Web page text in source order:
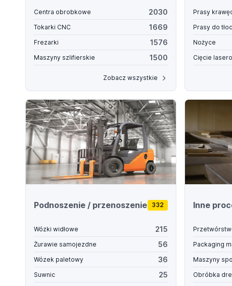
Centra obrobkowe 2030
Tokarki CNC 1669
Frezarki 1576
Maszyny szlifierskie 1500
Zobacz wszystkie
Prasy
Prasy do
Nożyce
Cięcie
Podnoszenie / przenoszenie 332
Wózki widłowe 215
Żurawie samojezdne 56
Wózek paletowy 36
Suwnic 25
Inne
Packaging
Maszyny
Obróbka